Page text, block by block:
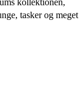
kollektionen,
tasker og meget